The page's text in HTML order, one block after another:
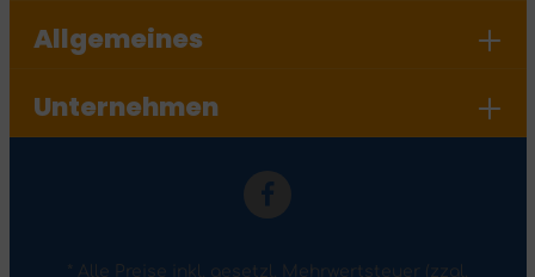
Allgemeines
Unternehmen
* Alle Preise inkl. gesetzl. Mehrwertsteuer (zzgl.